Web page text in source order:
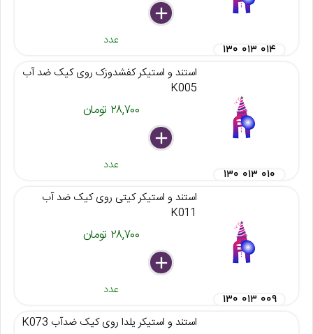
delete
remove
add
عدد
۱۳۰ ۰۱۳ ۰۱۴
استند و استیکر کفشدوزک روی کیک ضد آب
K005
۲۸,۷۰۰ تومان
delete
remove
add
عدد
۱۳۰ ۰۱۳ ۰۱۰
استند و استیکر کیتی روی کیک ضد آب
K011
۲۸,۷۰۰ تومان
delete
remove
add
عدد
۱۳۰ ۰۱۳ ۰۰۹
استند و استیکر یلدا روی کیک ضدآب K073